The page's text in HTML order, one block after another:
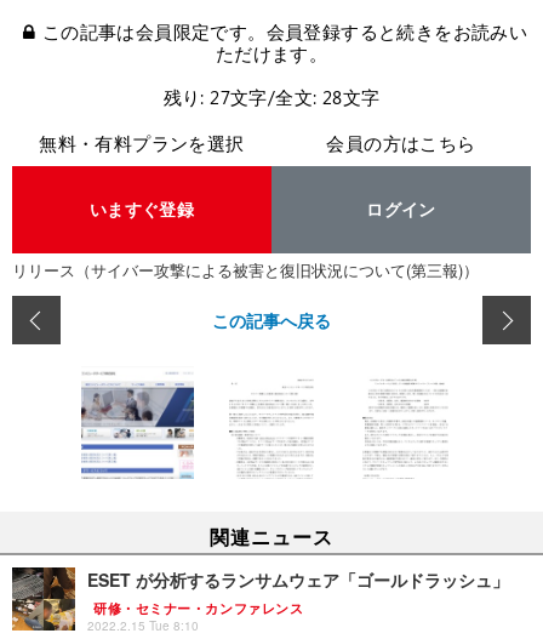
この記事は会員限定です。会員登録すると続きをお読みい
ただけます。
残り: 27文字/全文: 28文字
無料・有料プランを選択
いますぐ登録
会員の方はこちら
ログイン
リリース（サイバー攻撃による被害と復旧状況について(第三報)）
この記事へ戻る
関連ニュース
ESET が分析するランサムウェア「ゴールドラッシュ」
研修・セミナー・カンファレンス
2022.2.15 Tue 8:10